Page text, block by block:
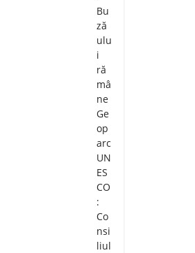
Bu
ză
ulu
i
ră
mâ
ne
Ge
op
arc
UN
ES
CO
:
Co
nsi
liul